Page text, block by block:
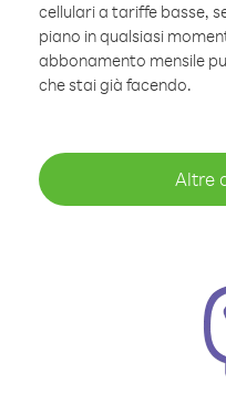
cellulari a tariffe basse,
piano in qualsiasi
abbonamento mensile
che stai già facendo.
Altre